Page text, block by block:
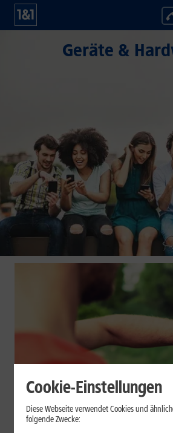
Geräte &
Geräte & Hardware
Smartwatch beim
Cookie-Einstellungen
Diese Webseite verwendet Cookies und
folgende Zwecke: